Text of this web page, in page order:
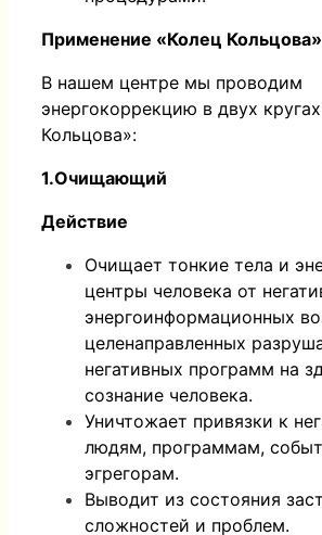
Применение «Колец
В нашем центре мы проводим
энергокоррекцию в двух
Кольцова»:
1.Очищающий
Действие
Очищает тонкие тела и
центры человека от
энергоинформационных
целенаправленных
негативных программ на
сознание человека.
Уничтожает привязки к
людям, программам,
эгрегорам.
Выводит из состояния
сложностей и проблем.